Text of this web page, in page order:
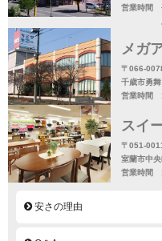
営業時間
土日
メガ
〒066-
千歳市勇
営業時間
スイ
〒051-
室蘭市中
営業時間
安さの理由